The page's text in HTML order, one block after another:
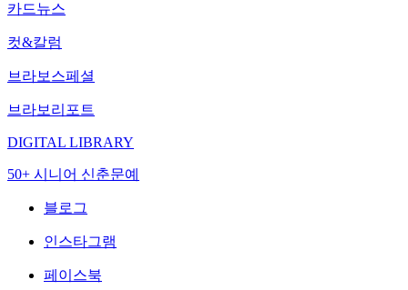
카드뉴스
컷&칼럼
브라보스페셜
브라보리포트
DIGITAL LIBRARY
50+ 시니어 신춘문예
블로그
인스타그램
페이스북